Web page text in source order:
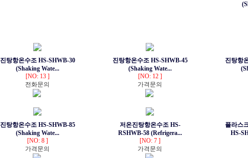
진탕항온수조 HS-SHWB-30
(Shaking Wate...
[NO: 13 ]
전화문의
진탕항온수조 HS-SHWB-45
(Shaking Wate...
[NO: 12 ]
가격문의
진탕항
진탕항온수조 HS-SHWB-85
(Shaking Wate...
[NO: 8 ]
가격문의
저온진탕항온수조 HS-
RSHWB-58 (Refrigera...
[NO: 7 ]
가격문의
플라스
HS-